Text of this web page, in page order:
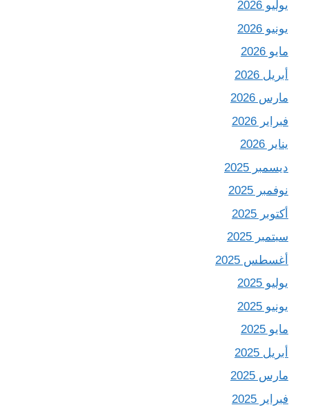
يوليو 2026
يونيو 2026
مايو 2026
أبريل 2026
مارس 2026
فبراير 2026
يناير 2026
ديسمبر 2025
نوفمبر 2025
أكتوبر 2025
سبتمبر 2025
أغسطس 2025
يوليو 2025
يونيو 2025
مايو 2025
أبريل 2025
مارس 2025
فبراير 2025